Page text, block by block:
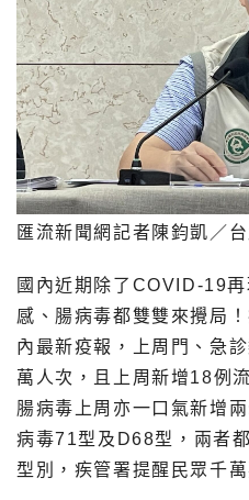
匯流新聞網記者陳鈞凱／
國內近期除了COVID-19
感、腸病毒都雙雙來攪局
內最新疫報，上周門、急
萬人次，且上周新增18例
腸病毒上周亦一口氣新增
病毒71型及D68型，兩者
型別，疾管署提醒民眾千萬